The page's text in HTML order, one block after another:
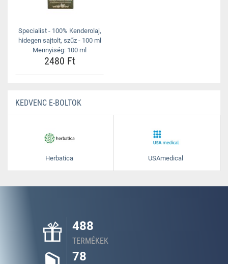
Specialist - 100% Kenderolaj,
hidegen sajtolt, szűz - 100 ml
Mennyiség: 100 ml
2480 Ft
KEDVENC E-BOLTOK
Herbatica USAmedical
488
TERMÉKEK
78